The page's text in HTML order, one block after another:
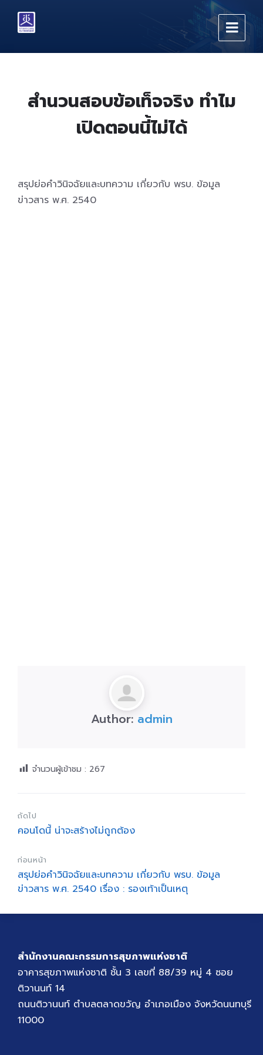
content
main
footer
สำนวนสอบข้อเท็จจริง ทำไม
เปิดตอนนี้ไม่ได้
สรุปย่อคำวินิจฉัยและบทความ เกี่ยวกับ พรบ. ข้อมูล
ข่าวสาร พ.ศ. 2540
Author: admin
จำนวนผู้เข้าชม : 267
ถัดไป
คอนโดนี้ น่าจะสร้างไม่ถูกต้อง
ก่อนหน้า
สรุปย่อคำวินิจฉัยและบทความ เกี่ยวกับ พรบ. ข้อมูล
ข่าวสาร พ.ศ. 2540 เรื่อง : รองเท้าเป็นเหตุ
สำนักงานคณะกรรมการสุขภาพแห่งชาติ
อาคารสุขภาพแห่งชาติ ชั้น 3 เลขที่ 88/39 หมู่ 4 ซอย
ติวานนท์ 14
ถนนติวานนท์ ตำบลตลาดขวัญ อำเภอเมือง จังหวัดนนทบุรี
11000